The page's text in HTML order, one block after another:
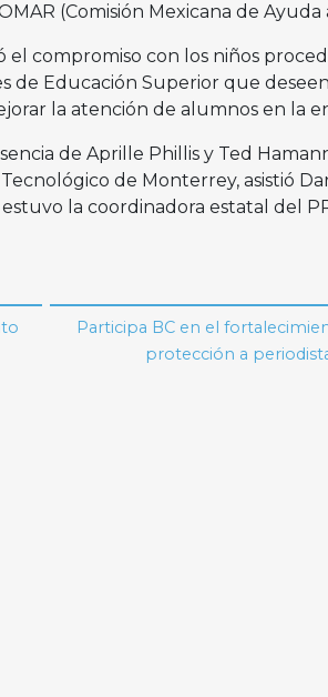
(Comisión Mexicana de Ayuda
compromiso con los niños
de Educación Superior que
la atención de alumnos en la
de Aprille Phillis y Ted
de Monterrey, asistió
la coordinadora estatal del
Participa BC en el
protección a